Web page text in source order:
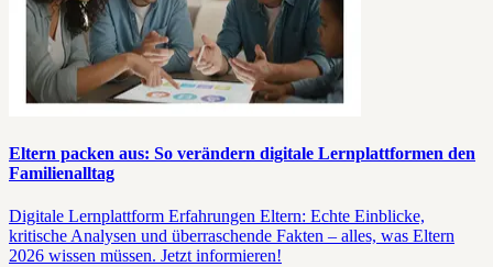
Eltern packen aus: So verändern digitale Lernplattformen den
Familienalltag
Digitale Lernplattform Erfahrungen Eltern: Echte Einblicke,
kritische Analysen und überraschende Fakten – alles, was Eltern
2026 wissen müssen. Jetzt informieren!